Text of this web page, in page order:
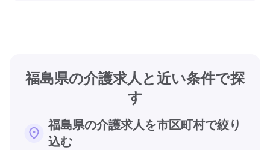
福島県の介護求人と近い条件で探
す
福島県の介護求人を市区町村で絞り
込む